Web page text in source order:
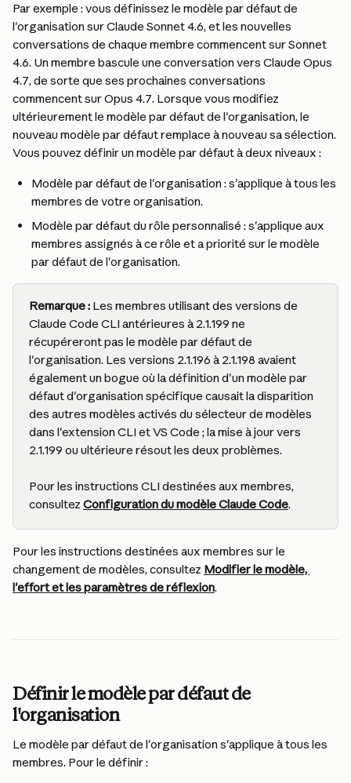
Par exemple : vous définissez le modèle par défaut de
l'organisation sur Claude Sonnet 4.6, et les nouvelles
conversations de chaque membre commencent sur Sonnet
4.6. Un membre bascule une conversation vers Claude Opus
4.7, de sorte que ses prochaines conversations
commencent sur Opus 4.7. Lorsque vous modifiez
ultérieurement le modèle par défaut de l'organisation, le
nouveau modèle par défaut remplace à nouveau sa sélection.
Vous pouvez définir un modèle par défaut à deux niveaux :
Modèle par défaut de l'organisation : s'applique à tous les
membres de votre organisation.
Modèle par défaut du rôle personnalisé : s'applique aux
membres assignés à ce rôle et a priorité sur le modèle
par défaut de l'organisation.
Remarque : Les membres utilisant des versions de
Claude Code CLI antérieures à 2.1.199 ne
récupéreront pas le modèle par défaut de
l'organisation. Les versions 2.1.196 à 2.1.198 avaient
également un bogue où la définition d'un modèle par
défaut d'organisation spécifique causait la disparition
des autres modèles activés du sélecteur de modèles
dans l'extension CLI et VS Code ; la mise à jour vers
2.1.199 ou ultérieure résout les deux problèmes.
Pour les instructions CLI destinées aux membres,
consultez Configuration du modèle Claude Code.
Pour les instructions destinées aux membres sur le
changement de modèles, consultez Modifier le modèle,
l'effort et les paramètres de réflexion.
Définir le modèle par défaut de
l'organisation
Le modèle par défaut de l'organisation s'applique à tous les
membres. Pour le définir :